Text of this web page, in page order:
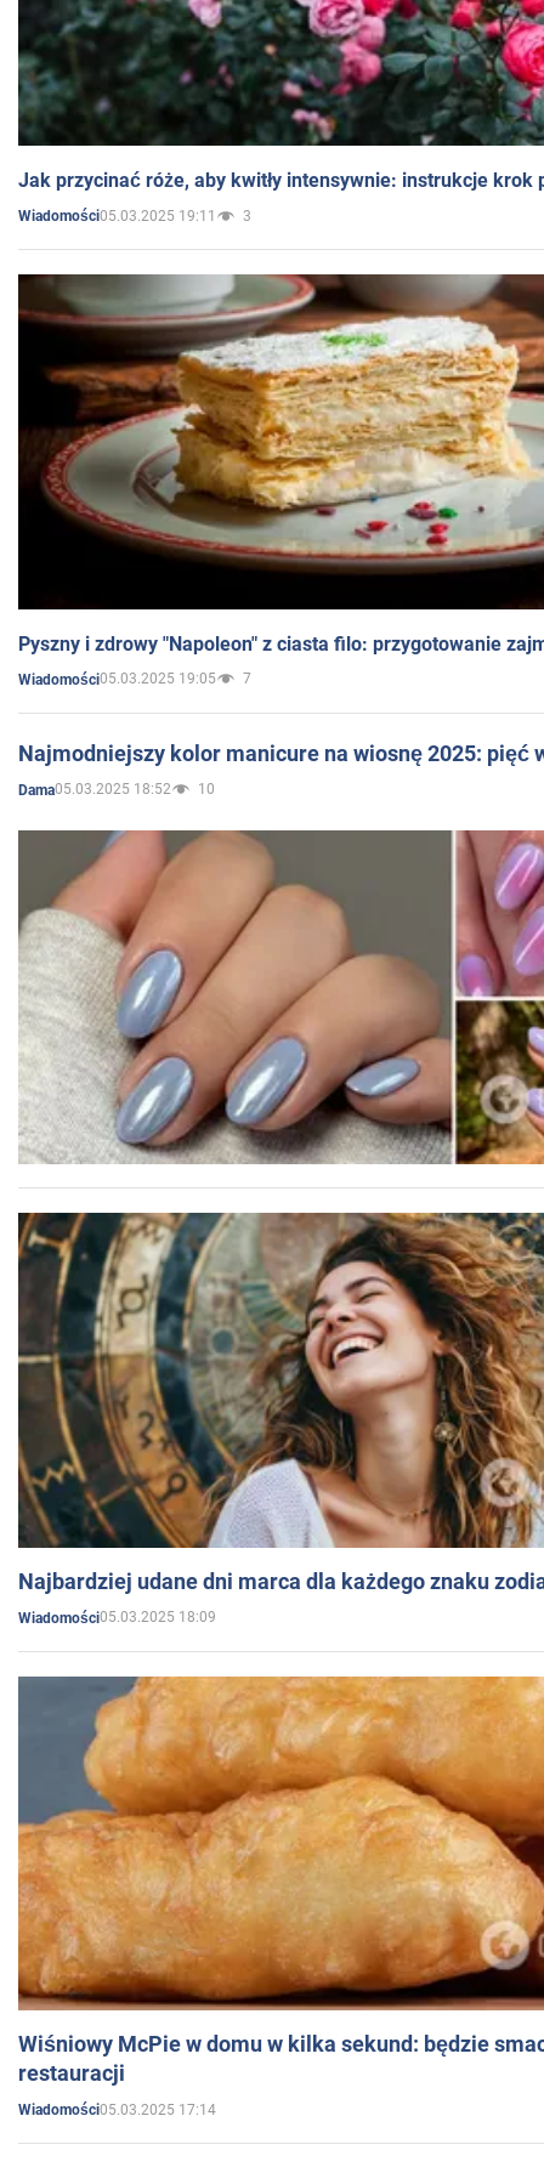
Jak przycinać róże, aby kwitły intensywnie: instrukcje krok
Wiadomości05.03.2025 19:11 3
Pyszny i zdrowy "Napoleon" z ciasta filo: przygotowanie
Wiadomości05.03.2025 19:05 7
Najmodniejszy kolor manicure na wiosnę 2025: pięć
Dama05.03.2025 18:52 10
Najbardziej udane dni marca dla każdego znaku
Wiadomości05.03.2025 18:09
Wiśniowy McPie w domu w kilka sekund: będzie
restauracji
Wiadomości05.03.2025 17:14